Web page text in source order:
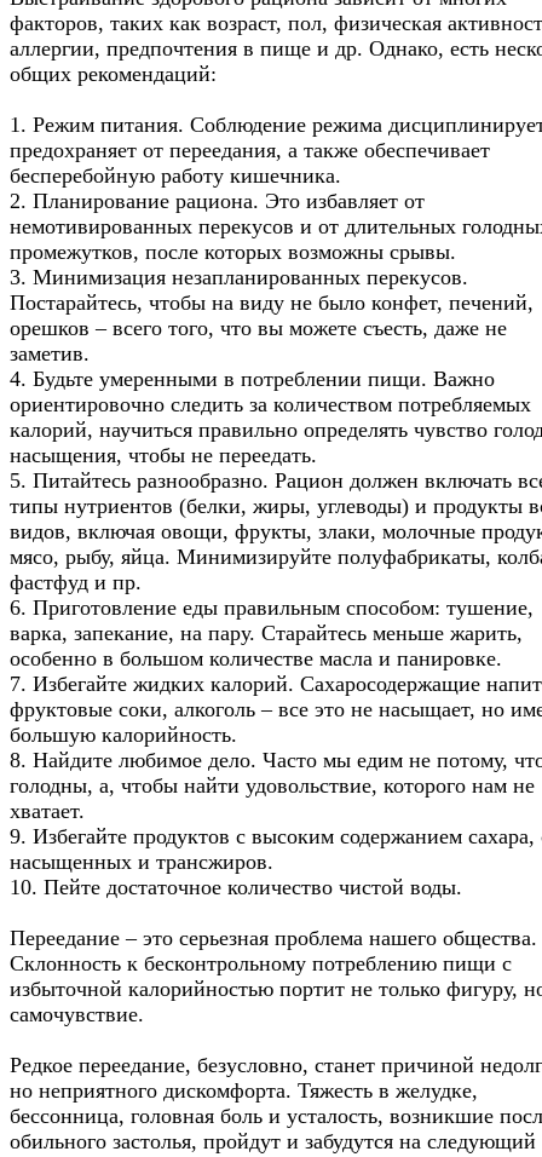
факторов, таких как возраст, пол, физическая
аллергии, предпочтения в пище и др. Однако, есть
общих рекомендаций:
1. Режим питания. Соблюдение режима
предохраняет от переедания, а также обеспечивает
бесперебойную работу кишечника.
2. Планирование рациона. Это избавляет от
немотивированных перекусов и от длительных
промежутков, после которых возможны срывы.
3. Минимизация незапланированных перекусов.
Постарайтесь, чтобы на виду не было конфет, печений,
орешков – всего того, что вы можете съесть, даже не
заметив.
4. Будьте умеренными в потреблении пищи. Важно
ориентировочно следить за количеством потребляемых
калорий, научиться правильно определять чувство
насыщения, чтобы не переедать.
5. Питайтесь разнообразно. Рацион должен включать
типы нутриентов (белки, жиры, углеводы) и продукты
видов, включая овощи, фрукты, злаки, молочные
мясо, рыбу, яйца. Минимизируйте полуфабрикаты,
фастфуд и пр.
6. Приготовление еды правильным способом: тушение,
варка, запекание, на пару. Старайтесь меньше жарить,
особенно в большом количестве масла и панировке.
7. Избегайте жидких калорий. Сахаросодержащие
фруктовые соки, алкоголь – все это не насыщает, но
большую калорийность.
8. Найдите любимое дело. Часто мы едим не потому,
голодны, а, чтобы найти удовольствие, которого нам не
хватает.
9. Избегайте продуктов с высоким содержанием сахара,
насыщенных и трансжиров.
10. Пейте достаточное количество чистой воды.
Переедание – это серьезная проблема нашего общества.
Склонность к бесконтрольному потреблению пищи с
избыточной калорийностью портит не только фигуру,
самочувствие.
Редкое переедание, безусловно, станет причиной
но неприятного дискомфорта. Тяжесть в желудке,
бессонница, головная боль и усталость, возникшие
обильного застолья, пройдут и забудутся на следующий